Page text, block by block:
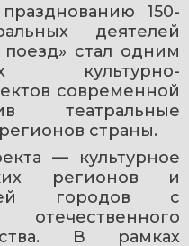
150-
деятелей
стал одним
культурно-
современной
театральные
страны.
— культурное
регионов и
городов с
В рамках